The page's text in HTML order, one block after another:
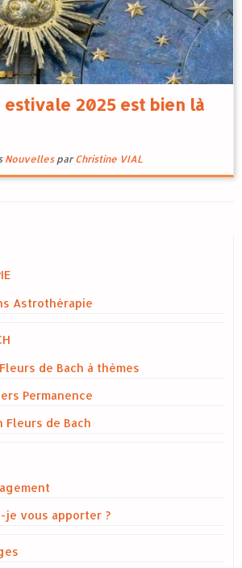
estivale 2025 est bien là
Nouvelles parChristine VIAL
Astrothérapie
de Bach à thèmes
Permanence
Fleurs de Bach
je vous apporter ?